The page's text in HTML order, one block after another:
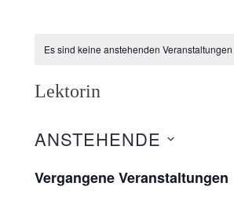
Es sind keine anstehenden
Lektorin
ANSTEHENDE
wählen.
Vergangene Veranstaltungen